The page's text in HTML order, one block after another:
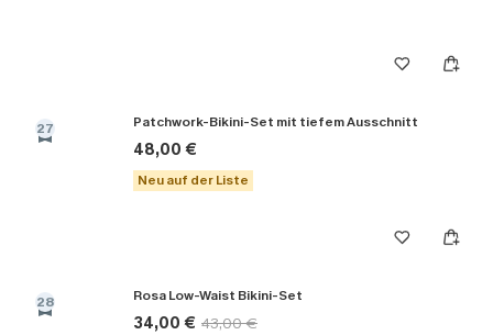
27 Patchwork-Bikini-Set mit tiefem Ausschnitt
48,00 €
Neu auf der Liste
28 Rosa Low-Waist Bikini-Set
34,00 € 43,00 €